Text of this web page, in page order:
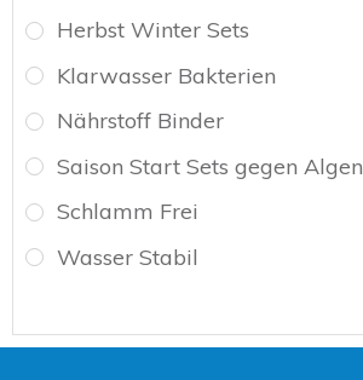
Herbst Winter Sets
Klarwasser Bakterien
Nährstoff Binder
Saison Start Sets gegen Algen
Schlamm Frei
Wasser Stabil